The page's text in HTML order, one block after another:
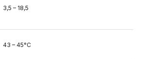
3,5 – 18,5
43 – 45°C